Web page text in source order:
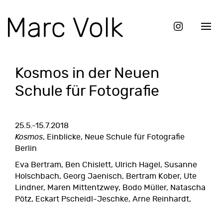
Kosmos in der Neuen
Schule für Fotografie
25.5.-15.7.2018
Kosmos, Einblicke, Neue Schule für Fotografie
Berlin
Eva Bertram, Ben Chislett, Ulrich Hagel, Susanne
Holschbach, Georg Jaenisch, Bertram Kober, Ute
Lindner, Maren Mittentzwey, Bodo Müller, Natascha
Pötz, Eckart Pscheidl-Jeschke, Arne Reinhardt,